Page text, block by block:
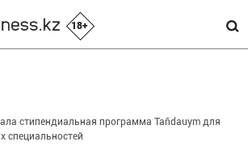
18+
стипендиальная программа Tañdauym для
специальностей